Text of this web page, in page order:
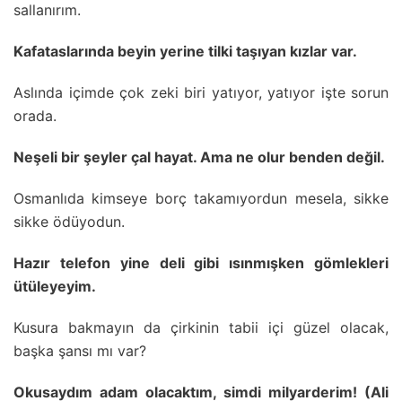
sallanırım.
Kafataslarında beyin yerine tilki taşıyan kızlar var.
Aslında içimde çok zeki biri yatıyor, yatıyor işte sorun
orada.
Neşeli bir şeyler çal hayat. Ama ne olur benden değil.
Osmanlıda kimseye borç takamıyordun mesela, sikke
sikke ödüyodun.
Hazır telefon yine deli gibi ısınmışken gömlekleri
ütüleyeyim.
Kusura bakmayın da çirkinin tabii içi güzel olacak,
başka şansı mı var?
Okusaydım adam olacaktım, simdi milyarderim! (Ali